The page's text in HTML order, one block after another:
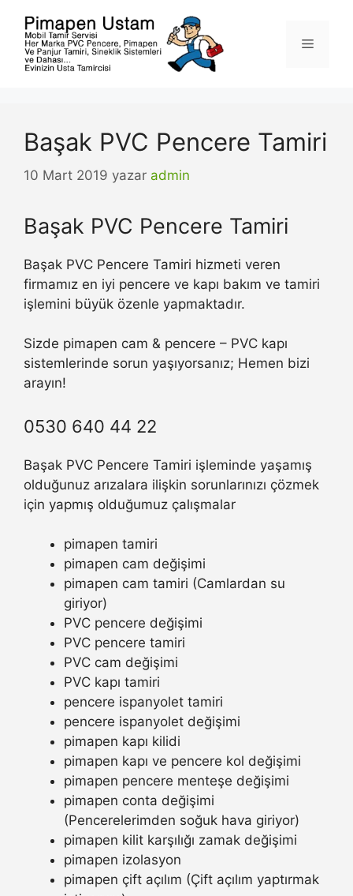
Menü
Başak PVC Pencere Tamiri
10 Mart 2019 yazar admin
Başak PVC Pencere Tamiri
Başak PVC Pencere Tamiri hizmeti veren
firmamız en iyi pencere ve kapı bakım ve tamiri
işlemini büyük özenle yapmaktadır.
Sizde pimapen cam & pencere – PVC kapı
sistemlerinde sorun yaşıyorsanız; Hemen bizi
arayın!
0530 640 44 22
Başak PVC Pencere Tamiri işleminde yaşamış
olduğunuz arızalara ilişkin sorunlarınızı çözmek
için yapmış olduğumuz çalışmalar
pimapen tamiri
pimapen cam değişimi
pimapen cam tamiri (Camlardan su
giriyor)
PVC pencere değişimi
PVC pencere tamiri
PVC cam değişimi
PVC kapı tamiri
pencere ispanyolet tamiri
pencere ispanyolet değişimi
pimapen kapı kilidi
pimapen kapı ve pencere kol değişimi
pimapen pencere menteşe değişimi
pimapen conta değişimi
(Pencerelerimden soğuk hava giriyor)
pimapen kilit karşılığı zamak değişimi
pimapen izolasyon
pimapen çift açılım (Çift açılım yaptırmak